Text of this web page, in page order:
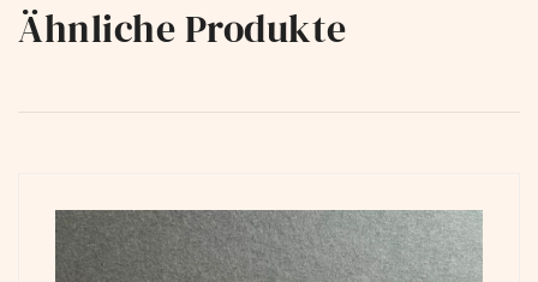
Ähnliche Produkte